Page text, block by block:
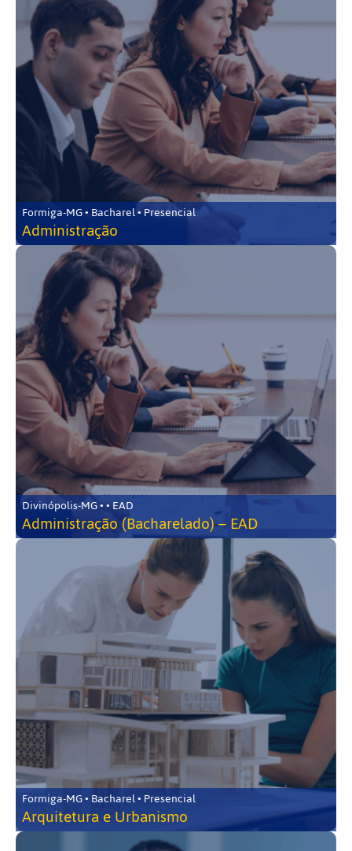
Formiga-MG • Bacharel • Presencial
Administração
Divinópolis-MG • • EAD
Administração (Bacharelado) – EAD
Formiga-MG • Bacharel • Presencial
Arquitetura e Urbanismo